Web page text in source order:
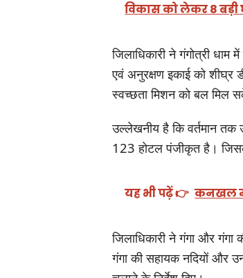
विकास को लेकर 8 बड़ी
जिलाधिकारी ने गंगोत्री
एवं अनुरक्षण इकाई को शीघ्र
स्वच्छता मिशन को बल मिल
उल्लेखनीय है कि वर्तमान तक
123 होटल पंजीकृत है।
यह भी पढ़ें 👉 कनखल में
जिलाधिकारी ने गंगा और
गंगा की सहायक नदियों और